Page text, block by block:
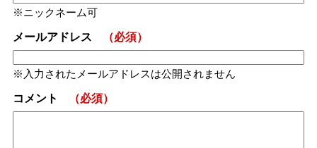
ニックネーム可
メールアドレス （必須）
入力されたメールアドレスは公開されません
コメント （必須）